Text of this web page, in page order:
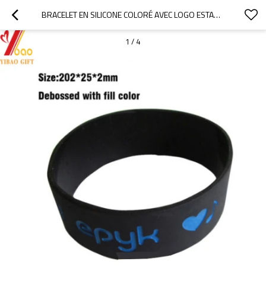
BRACELET EN SILICONE COLORÉ AVEC LOGO ESTAMPÉ PERSONNALISÉ
1 / 4